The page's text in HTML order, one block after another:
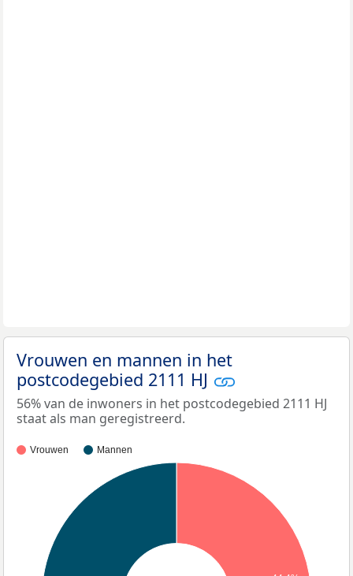
Vrouwen en mannen in het
postcodegebied 2111 HJ
56% van de inwoners in het postcodegebied 2111 HJ
staat als man geregistreerd.
Vrouwen Mannen